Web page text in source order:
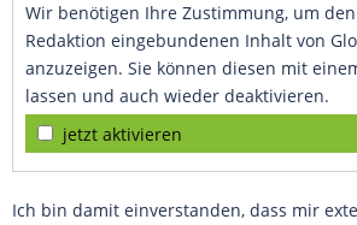
Wir benötigen Ihre Zustimmung, um
Redaktion eingebundenen Inhalt von
anzuzeigen. Sie können diesen mit
lassen und auch wieder deaktivieren.
jetzt aktivieren
Ich bin damit einverstanden, dass mir